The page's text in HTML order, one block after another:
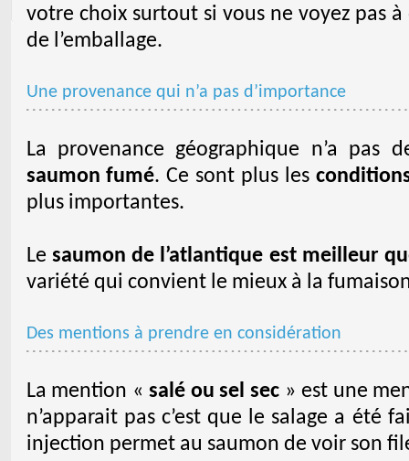
votre choix surtout si vous ne voyez pas
de l’emballage.
Une provenance qui n’a pas d’importance
La provenance géographique n’a
saumon fumé. Ce sont plus les
plus importantes.
Le saumon de l’atlantique est meilleur
variété qui convient le mieux à la
Des mentions à prendre en considération
La mention « salé ou sel sec » est une
n’apparait pas c’est que le salage a été
injection permet au saumon de voir son